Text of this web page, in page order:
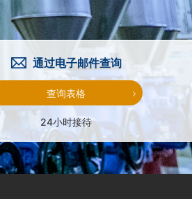
通过电子邮件查询
查询表格
24小时接待